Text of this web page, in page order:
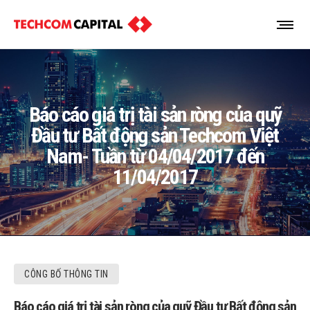
Báo cáo giá trị tài sản ròng của quỹ
Đầu tư Bất động sản Techcom Việt
Nam- Tuần từ 04/04/2017 đến
11/04/2017
CÔNG BỐ THÔNG TIN
Báo cáo giá trị tài sản ròng của quỹ Đầu tư Bất động sản